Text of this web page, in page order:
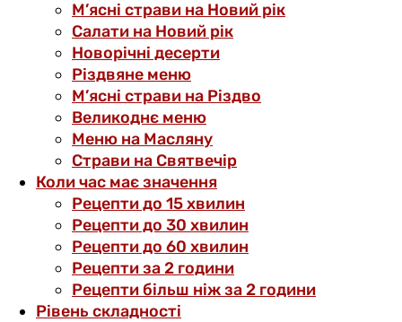
М’ясні страви на Новий рік
Салати на Новий рік
Новорічні десерти
Різдвяне меню
М’ясні страви на Різдво
Великоднє меню
Меню на Масляну
Страви на Святвечір
Коли час має значення
Рецепти до 15 хвилин
Рецепти до 30 хвилин
Рецепти до 60 хвилин
Рецепти за 2 години
Рецепти більш ніж за 2 години
Рівень складності